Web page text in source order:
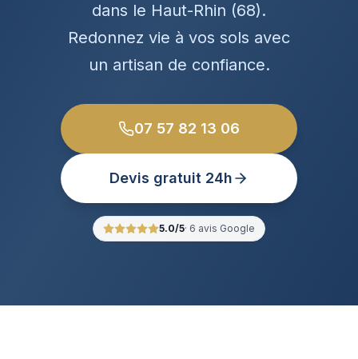
dans le Haut-Rhin (68).
Redonnez vie à vos sols avec
un artisan de confiance.
07 57 82 13 06
Devis gratuit 24h
5.0/5· 6 avis Google